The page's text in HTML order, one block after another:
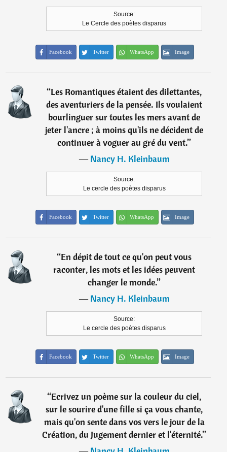
Source:
Le Cercle des poètes disparus
Facebook Twitter WhatsApp Image
“Les Romantiques étaient des dilettantes,
des aventuriers de la pensée. Ils voulaient
bourlinguer sur toutes les mers avant de
jeter l'ancre ; à moins qu'ils ne décident de
continuer à voguer au gré du vent.”
―Nancy H. Kleinbaum
Source:
Le cercle des poètes disparus
Facebook Twitter WhatsApp Image
“En dépit de tout ce qu'on peut vous
raconter, les mots et les idées peuvent
changer le monde.”
―Nancy H. Kleinbaum
Source:
Le cercle des poètes disparus
Facebook Twitter WhatsApp Image
“Ecrivez un poème sur la couleur du ciel,
sur le sourire d'une fille si ça vous chante,
mais qu'on sente dans vos vers le jour de la
Création, du Jugement dernier et l'éternité.”